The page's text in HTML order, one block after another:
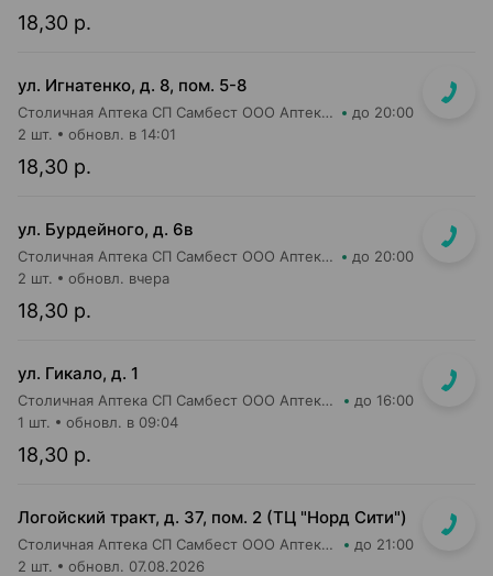
18,30 р.
ул. Игнатенко, д. 8, пом. 5-8
Столичная Аптека СП Самбест ООО Аптека №22 до 20:00
18,30 р.
2 шт. обновл. в 14:01
ул. Бурдейного, д. 6в
Столичная Аптека СП Самбест ООО Аптека №23 до 20:00
18,30 р.
2 шт. обновл. вчера
ул. Гикало, д. 1
Столичная Аптека СП Самбест ООО Аптека №16 до 16:00
18,30 р.
1 шт. обновл. в 09:04
Логойский тракт, д. 37, пом. 2 (ТЦ "Норд Сити")
Столичная Аптека СП Самбест ООО Аптека №9 до 21:00
2 шт. обновл. 07.08.2026